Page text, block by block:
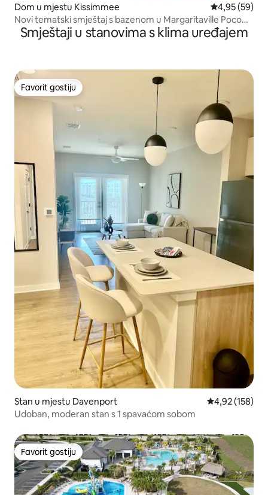
Dom u mjestu Kissimmee Prosječna
4,95 (59)
Novi tematski smještaj s bazenom u Margaritaville Poco
Loco
Smještaji u stanovima s klima uređajem
Favorit gostiju
Favorit gostiju
Stan u mjestu Davenport Prosječna
4,92 (158)
Udoban, moderan stan s 1 spavaćom sobom
Favorit gostiju
Favorit gostiju